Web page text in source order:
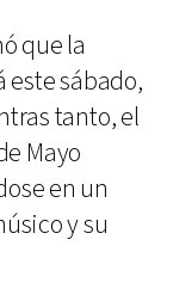
que la
este sábado,
tanto, el
Mayo
en un
y su